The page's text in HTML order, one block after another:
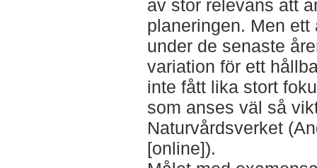
av stor relevans att
planeringen. Men
under de senaste
variation för ett
inte fått lika stort
som anses väl så
Naturvårdsverket
[online]).